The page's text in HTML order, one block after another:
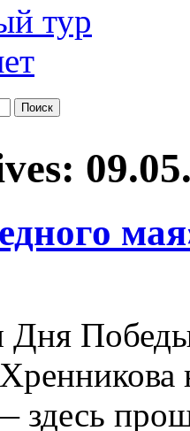
тур
Дня
здесь